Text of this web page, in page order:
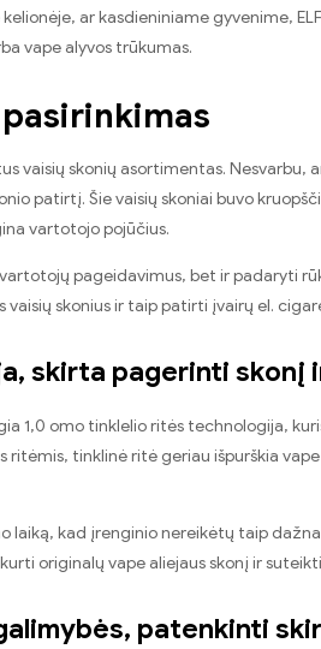
ar kasdieniniame gyvenime,
vape alyvos trūkumas.
vaisių skonių asortimentas.
patirtį. Šie vaisių skoniai buvo
vartotojo pojūčius.
pageidavimus, bet ir padaryti
skonius ir taip patirti įvairų el.
skirta pagerinti skonį
1,0 omo tinklelio ritės technologija,
tinklinė ritė geriau išpurškia
kad įrenginio nereikėtų taip
originalų vape aliejaus skonį ir
patenkinti